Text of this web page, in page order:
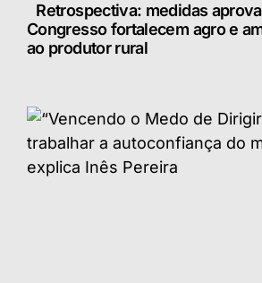
Retrospectiva: medidas
Congresso fortalecem agro e
ao produtor rural